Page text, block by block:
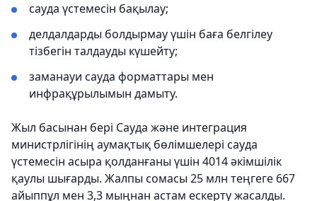
сауда үстемесін бақылау;
делдалдарды болдырмау үшін баға белгілеу
тізбегін талдауды күшейту;
заманауи сауда форматтары мен
инфрақұрылымын дамыту.
Жыл басынан бері Сауда және интеграция
министрлігінің аумақтық бөлімшелері сауда
үстемесін асыра қолданғаны үшін 4014 әкімшілік
қаулы шығарды. Жалпы сомасы 25 млн теңгеге 667
айыппұл мен 3,3 мыңнан астам ескерту жасалды.